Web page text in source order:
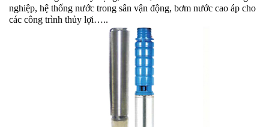
nghiệp, hệ thống nước trong sân vận động, bơm nước cao áp cho
các công trình thủy lợi…..